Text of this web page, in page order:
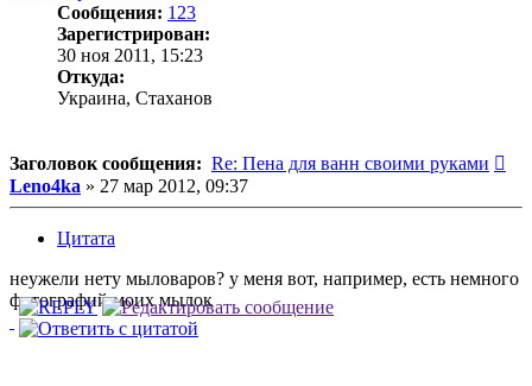
Сообщения: 123
Зарегистрирован:
30 ноя 2011, 15:23
Откуда:
Украина, Стаханов
Заголовок сообщения: Re: Пена для ванн своими руками
Leno4ka » 27 мар 2012, 09:37
Цитата
неужели нету мыловаров? у меня вот, например, есть немного
фотографий моих мылок